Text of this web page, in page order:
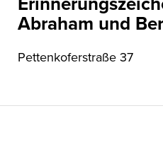
Abraham und
Pettenkoferstraße 37